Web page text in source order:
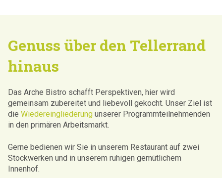
Genuss über den Tellerrand
hinaus
Das Arche Bistro schafft Perspektiven, hier wird
gemeinsam zubereitet und liebevoll gekocht. Unser Ziel ist
die Wiedereingliederung unserer Programmteilnehmenden
in den primären Arbeitsmarkt.
Gerne bedienen wir Sie in unserem Restaurant auf zwei
Stockwerken und in unserem ruhigen gemütlichem
Innenhof.